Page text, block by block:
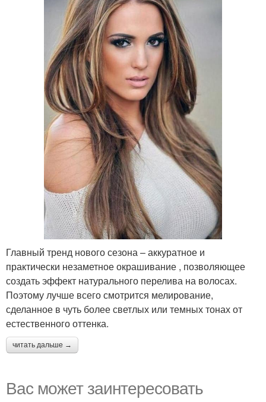
Главный тренд нового сезона – аккуратное и
практически незаметное окрашивание , позволяющее
создать эффект натурального перелива на волосах.
Поэтому лучше всего смотрится мелирование,
сделанное в чуть более светлых или темных тонах от
естественного оттенка.
читать дальше →
Вас может заинтересовать